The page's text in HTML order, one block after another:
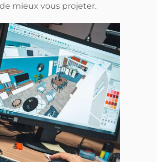
mieux vous projeter.